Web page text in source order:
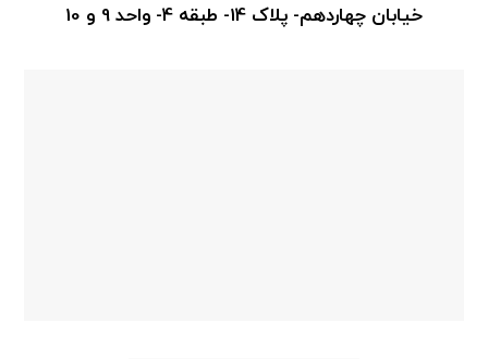
خیابان چهاردهم- پلاک 14- طبقه 4- واحد 9 و 10